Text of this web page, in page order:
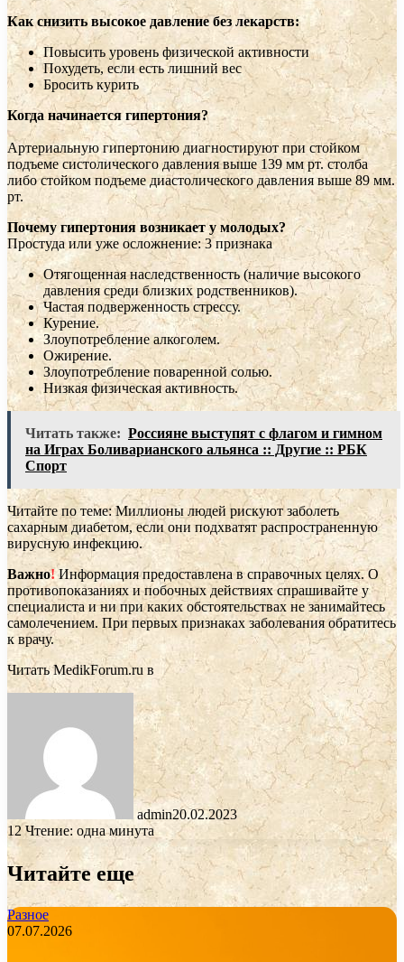
Как снизить высокое давление без лекарств:
Повысить уровень физической активности
Похудеть, если есть лишний вес
Бросить курить
Когда начинается гипертония?
Артериальную гипертонию диагностируют при стойком
подъеме систолического давления выше 139 мм рт. столба
либо стойком подъеме диастолического давления выше 89 мм.
рт.
Почему гипертония возникает у молодых?
Простуда или уже осложнение: 3 признака
Отягощенная наследственность (наличие высокого
давления среди близких родственников).
Частая подверженность стрессу.
Курение.
Злоупотребление алкоголем.
Ожирение.
Злоупотребление поваренной солью.
Низкая физическая активность.
Читать также: Россияне выступят с флагом и гимном
на Играх Боливарианского альянса :: Другие :: РБК
Спорт
Читайте по теме: Миллионы людей рискуют заболеть
сахарным диабетом, если они подхватят распространенную
вирусную инфекцию.
Важно!Информация предоставлена в справочных целях. О
противопоказаниях и побочных действиях спрашивайте у
специалиста и ни при каких обстоятельствах не занимайтесь
самолечением. При первых признаках заболевания обратитесь
к врачу.
Читать MedikForum.ru в
admin20.02.2023
12Чтение: одна минута
Читайте еще
Разное
07.07.2026